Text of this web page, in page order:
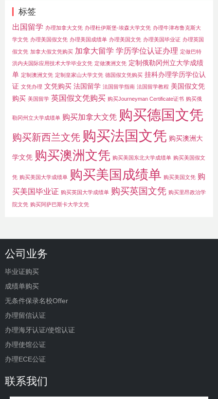
标签
出国留学 办理加拿大文凭 办理杜伊斯堡-埃森大学文凭 办理牛津布鲁克斯大
学文凭 办理美国假文凭 办理美国成绩单 办理美国文凭 办理美国毕业证 办理英国
假文凭 加拿大假文凭购买 加拿大留学 学历学位认证办理 定做巴特
洪内夫国际应用技术大学毕业文凭 定做澳洲文凭 定制俄勒冈州立大学成绩
单 定制澳洲文凭 定制皇家山大学文凭 德国假文凭购买 挂科办理学历学位认
证 文凭办理 文凭购买 法国留学 法国留学指南 法国留学教程 美国假文凭
购买 美国留学 英国假文凭购买 购买Journeyman Certificate证书 购买俄
勒冈州立大学成绩单 购买加拿大文凭 购买德国文凭
购买新西兰文凭 购买法国文凭 购买澳洲大
学文凭 购买澳洲文凭 购买美国东北大学成绩单 购买美国假文
凭 购买美国大学成绩单 购买美国成绩单 购买美国文凭 购
买美国毕业证 购买英国大学成绩单 购买英国文凭 购买里昂政治学
院文凭 购买阿萨巴斯卡大学文凭
公司业务
毕业证购买
成绩单购买
无条件保录名校Offer
办理留信认证
办理海牙认证/使馆认证
办理使馆公证
办理ECE公证
联系我们